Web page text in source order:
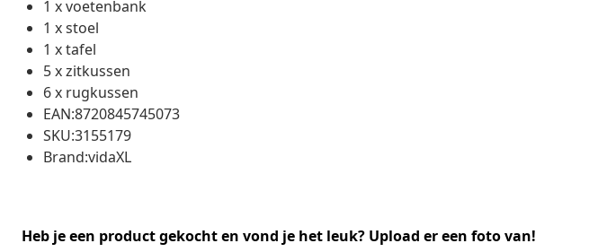
1 x voetenbank
1 x stoel
1 x tafel
5 x zitkussen
6 x rugkussen
EAN:8720845745073
SKU:3155179
Brand:vidaXL
Heb je een product gekocht en vond je het leuk? Upload er een foto van!